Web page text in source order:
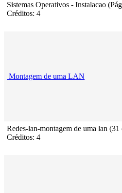
Sistemas Operativos - Instalacao
Créditos: 4
Montagem de uma LAN
Redes-lan-montagem de uma lan
Créditos: 4